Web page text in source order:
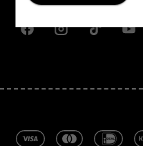
Klantenservice
FacebookInstagramTiktok